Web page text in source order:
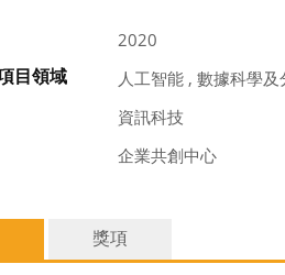
2020
目領域 人工智能 , 數據科學及
資訊科技
企業共創中心
獎項